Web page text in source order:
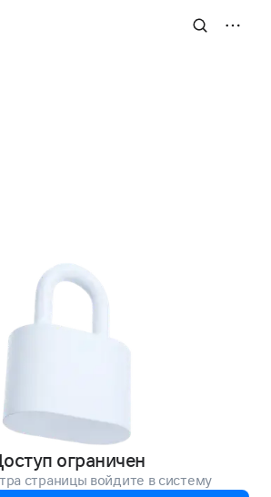
ограничен
страницы войдите в систему